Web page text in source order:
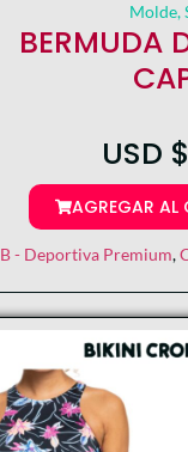
Molde,
BERMUDA
USD $
AGREGAR AL
B - Deportiva Premium,